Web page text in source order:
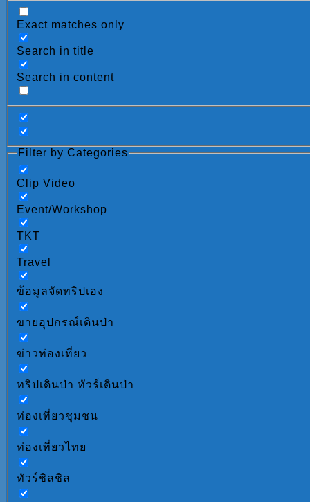
Exact matches only
Search in title
Search in content
Filter by Categories
Clip Video
Event/Workshop
TKT
Travel
ข้อมูลจัดทริปเอง
ขายอุปกรณ์เดินป่า
ข่าวท่องเที่ยว
ทริปเดินป่า ทัวร์เดินป่า
ท่องเที่ยวชุมชน
ท่องเที่ยวไทย
ทัวร์ชิลชิล